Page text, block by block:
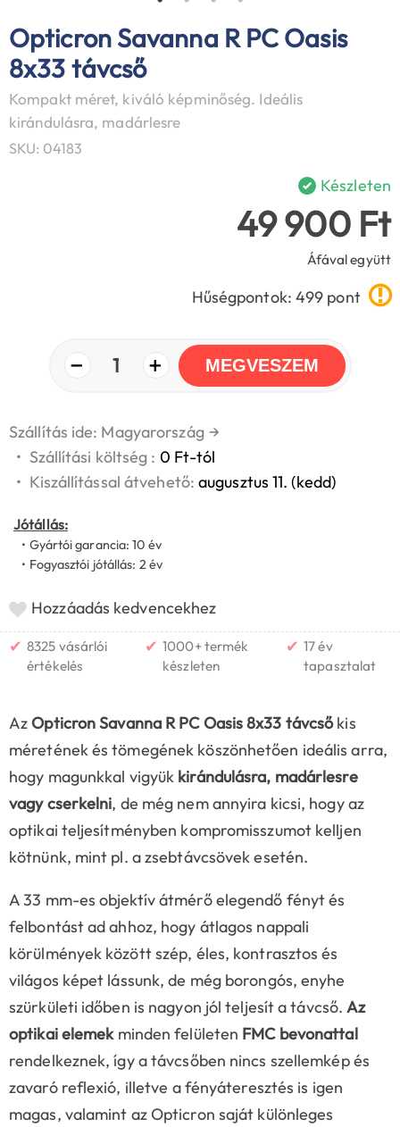
Opticron Savanna R PC Oasis
8x33 távcső
Kompakt méret, kiváló képminőség. Ideális
kirándulásra, madárlesre
SKU: 04183
Készleten
49 900 Ft
Áfával együtt
Hűségpontok: 499 pont
− 1 + MEGVESZEM
Szállítás ide: Magyarország →
• Szállítási költség : 0 Ft-tól
• Kiszállítással átvehető:augusztus 11. (kedd)
Jótállás:
• Gyártói garancia: 10 év
• Fogyasztói jótállás: 2 év
Hozzáadás kedvencekhez
✔ 8325 vásárlói
értékelés
✔ 1000+ termék
készleten
✔ 17 év
tapasztalat
AzOpticron Savanna R PC Oasis 8x33 távcsőkis
méretének és tömegének köszönhetően ideális arra,
hogy magunkkal vigyük kirándulásra, madárlesre
vagy cserkelni, de még nem annyira kicsi, hogy az
optikai teljesítményben kompromisszumot kelljen
kötnünk, mint pl. a zsebtávcsövek esetén.
A 33 mm-es objektív átmérő elegendő fényt és
felbontást ad ahhoz, hogy átlagos nappali
körülmények között szép, éles, kontrasztos és
világos képet lássunk, de még borongós, enyhe
szürkületi időben is nagyon jól teljesít a távcső.Az
optikai elemekminden felületen FMC bevonattal
rendelkeznek, így a távcsőben nincs szellemkép és
zavaró reflexió, illetve a fényáteresztés is igen
magas, valamint az Opticron saját különleges